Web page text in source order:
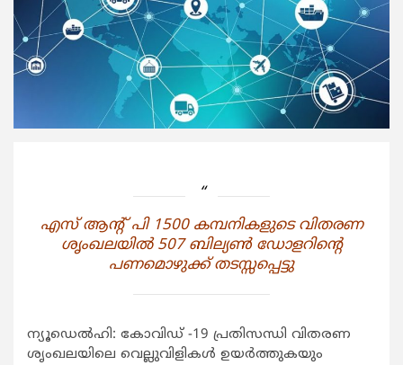
എസ് ആന്‍റ് പി 1500 കമ്പനികളുടെ വിതരണ
ശൃംഖലയില്‍ 507 ബില്യണ്‍ ഡോളറിന്‍റെ
പണമൊഴുക്ക് തടസ്സപ്പെട്ടു
ന്യൂഡെല്‍ഹി: കോവിഡ് -19 പ്രതിസന്ധി വിതരണ
ശൃംഖലയിലെ വെല്ലുവിളികള്‍ ഉയര്‍ത്തുകയും